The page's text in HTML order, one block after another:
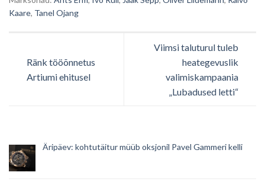
Kaare, Tanel Ojang
Ränk tööõnnetus
Artiumi ehitusel
Viimsi taluturul tuleb
heategevuslik
valimiskampaania
„Lubadused letti“
Äripäev: kohtutäitur müüb oksjonil Pavel Gammeri kelli